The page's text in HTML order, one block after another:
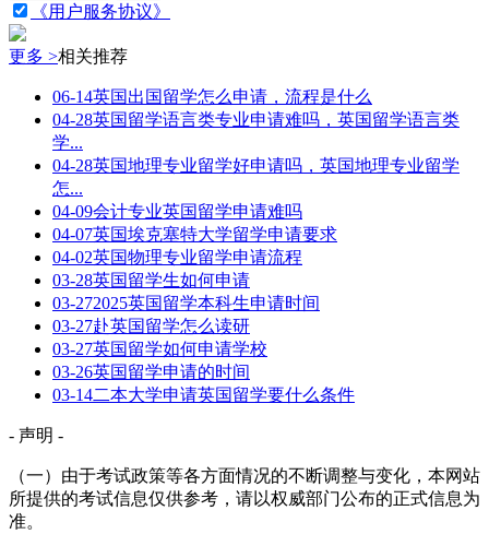
《用户服务协议》
更多 >相关推荐
06-14英国出国留学怎么申请，流程是什么
04-28英国留学语言类专业申请难吗，英国留学语言类
学...
04-28英国地理专业留学好申请吗，英国地理专业留学
怎...
04-09会计专业英国留学申请难吗
04-07英国埃克塞特大学留学申请要求
04-02英国物理专业留学申请流程
03-28英国留学生如何申请
03-272025英国留学本科生申请时间
03-27赴英国留学怎么读研
03-27英国留学如何申请学校
03-26英国留学申请的时间
03-14二本大学申请英国留学要什么条件
- 声明 -
（一）由于考试政策等各方面情况的不断调整与变化，本网站
所提供的考试信息仅供参考，请以权威部门公布的正式信息为
准。